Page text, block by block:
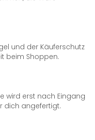
und der Käuferschutz
beim Shoppen.
wird erst nach Eingang
dich angefertigt.